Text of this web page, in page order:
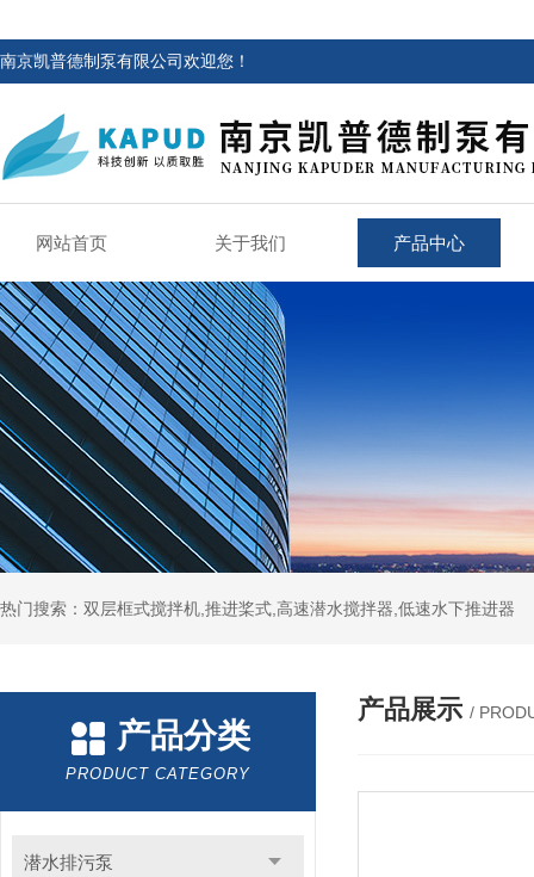
南京凯普德制泵有限公司欢迎您！
网站首页 关于我们 产品中心
热门搜索：双层框式搅拌机,推进桨式,高速潜水搅拌器,低速水下推进器
产品分类
PRODUCT CATEGORY
潜水排污泵
产品展示 /